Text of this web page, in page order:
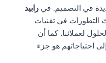
في التصميم. فيرابيد
في تقنيات
لعملائنا. كما أن
احتياجاتهم هو جزء